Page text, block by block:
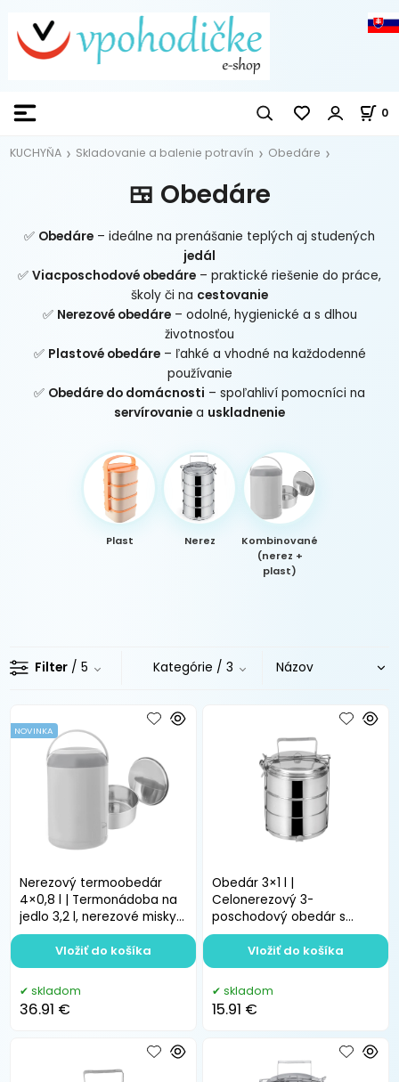
0
KUCHYŇA Skladovanie a balenie potravín Obedáre
🍱 Obedáre
✅ Obedáre – ideálne na prenášanie teplých aj studených
jedál
✅ Viacposchodové obedáre – praktické riešenie do práce,
školy či na cestovanie
✅ Nerezové obedáre– odolné, hygienické a s dlhou
životnosťou
✅ Plastové obedáre– ľahké a vhodné na každodenné
používanie
✅ Obedáre do domácnosti – spoľahliví pomocníci na
servírovanie a uskladnenie
Plast Nerez
Kombinované
(nerez +
plast)
Filter / 5 Kategórie / 3
Nerezový termoobedár
4×0,8 l | Termonádoba na
jedlo 3,2 l, nerezové misky,
BPA free
NOVINKA
skladom
36.91 €
Vložiť do košíka
Obedár 3×1 l |
Celonerezový 3-
poschodový obedár s
nerezovými miskami do
práce a na cesty
skladom
15.91 €
Vložiť do košíka